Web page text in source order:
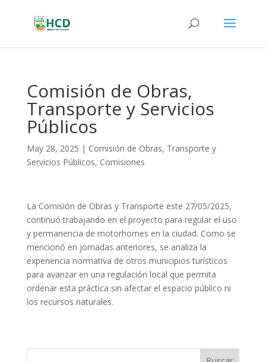
Comisión de Obras,
Transporte y Servicios
Públicos
May 28, 2025 | Comisión de Obras, Transporte y
Servicios Públicos, Comisiones
La Comisión de Obras y Transporte este 27/05/2025,
continuó trabajando en el proyecto para regular el uso
y permanencia de motorhomes en la ciudad. Como se
mencionó en jornadas anteriores, se analiza la
experiencia normativa de otros municipios turísticos
para avanzar en una regulación local que permita
ordenar esta práctica sin afectar el espacio público ni
los recursos naturales.